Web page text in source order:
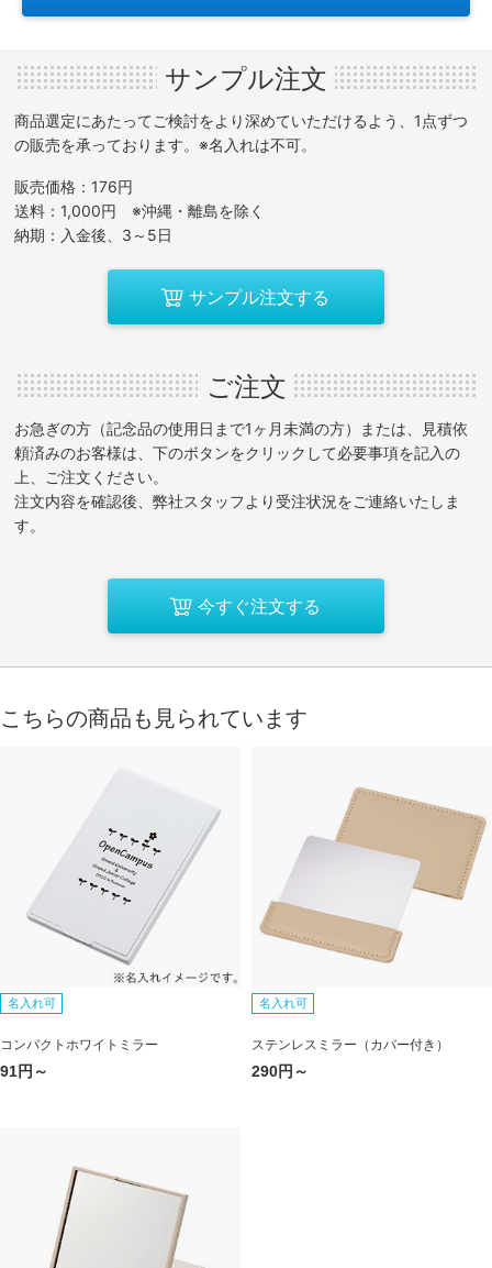
サンプル注文
商品選定にあたってご検討をより深めていただけるよう、1点ずつ
の販売を承っております。※名入れは不可。
販売価格：176円
送料：1,000円 ※沖縄・離島を除く
納期：入金後、3～5日
サンプル注文する
ご注文
お急ぎの方（記念品の使用日まで1ヶ月未満の方）または、見積依
頼済みのお客様は、下のボタンをクリックして必要事項を記入の
上、ご注文ください。
注文内容を確認後、弊社スタッフより受注状況をご連絡いたしま
す。
今すぐ注文する
こちらの商品も見られています
名入れ可
コンパクトホワイトミラー
91円～
名入れ可
ステンレスミラー（カバー付き）
290円～